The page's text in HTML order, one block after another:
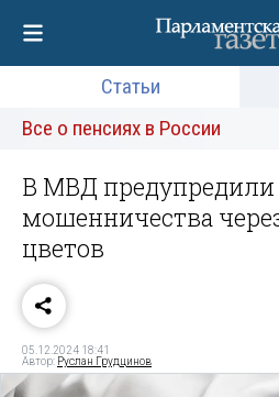
Статьи
Все о пенсиях в России
В МВД предупредили
мошенничества
цветов
05.12.2024 18:41
Автор: Руслан Грудцинов